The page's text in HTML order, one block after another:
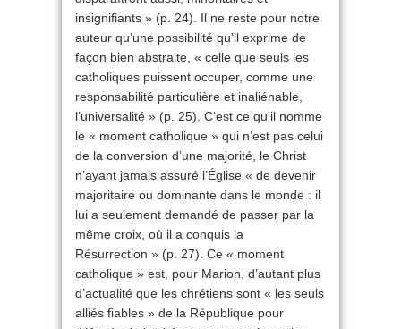
insignifiants » (p. 24). Il ne reste pour notre
auteur qu’une possibilité qu’il exprime de
façon bien abstraite, « celle que seuls les
catholiques puissent occuper, comme une
responsabilité particulière et inaliénable,
l’universalité » (p. 25). C’est ce qu’il nomme
le « moment catholique » qui n’est pas celui
de la conversion d’une majorité, le Christ
n’ayant jamais assuré l’Église « de devenir
majoritaire ou dominante dans le monde : il
lui a seulement demandé de passer par la
même croix, où il a conquis la
Résurrection » (p. 27). Ce « moment
catholique » est, pour Marion, d’autant plus
d’actualité que les chrétiens sont « les seuls
alliés fiables » de la République pour